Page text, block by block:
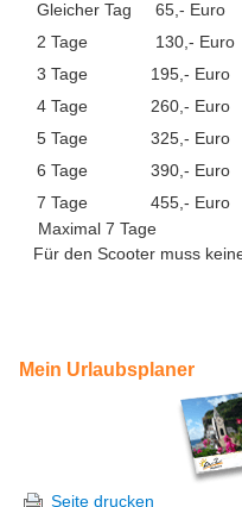
Gleicher Tag
65,- Euro
2 Tage
130,- Euro
3 Tage
195,- Euro
4 Tage
260,- Euro
5 Tage
325,- Euro
6 Tage
390,- Euro
7 Tage
455,- Euro
Maximal 7 Tage
Für den Scooter muss
Mein Urlaubsplaner
Seite drucken